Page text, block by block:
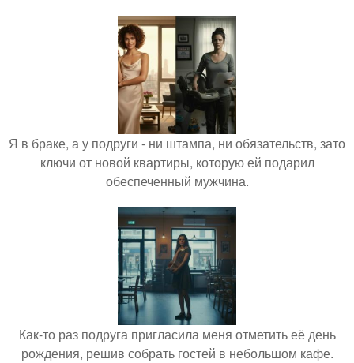
Я в браке, а у подруги - ни штампа, ни обязательств, зато
ключи от новой квартиры, которую ей подарил
обеспеченный мужчина.
Как-то раз подруга пригласила меня отметить её день
рождения, решив собрать гостей в небольшом кафе.